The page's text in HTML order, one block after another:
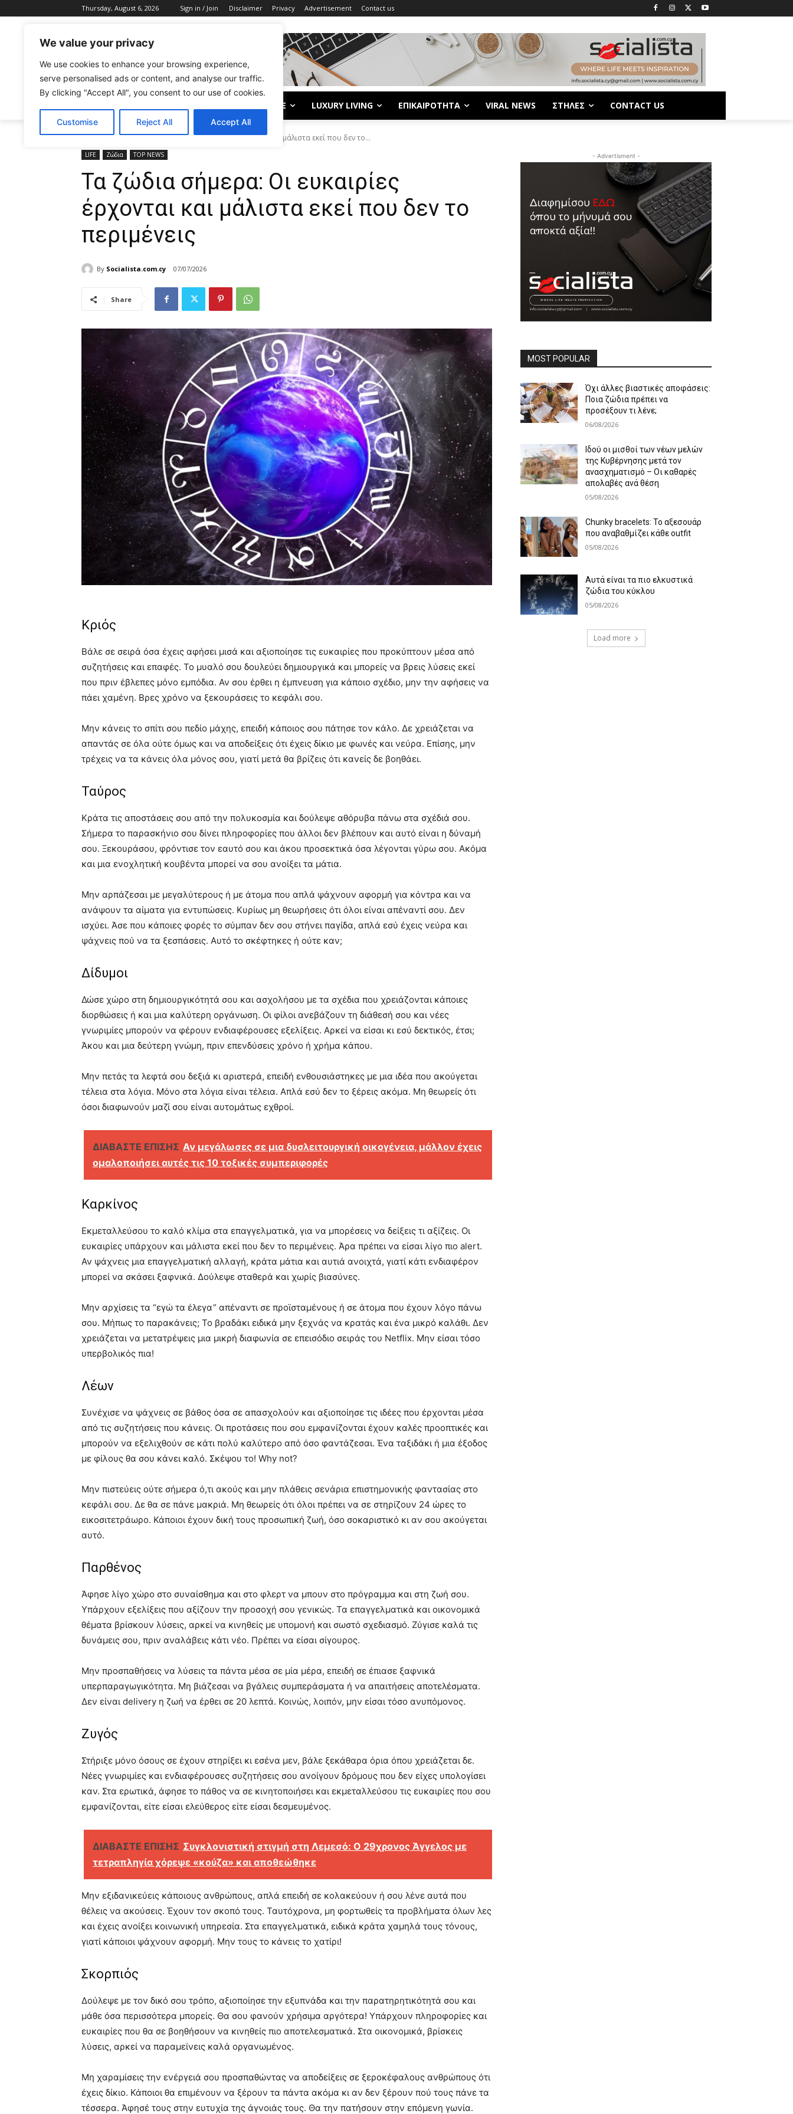
We value your privacy
We use cookies to enhance your browsing experience,
serve personalised ads or content, and analyse our traffic.
By clicking "Accept All", you consent to our use of cookies.
Customise Reject All Accept All
Thursday, August 6, 2026 Sign in / Join Disclaimer Privacy Advertisement Contact us
LIFE LUXURY LIVING ΕΠΙΚΑΙΡΟΤΗΤΑ VIRAL NEWS ΣΤΗΛΕΣ CONTACT US
Home LIFE Τα ζώδια σήμερα: Οι ευκαιρίες έρχονται και μάλιστα εκεί που δεν το...
LIFE Ζώδια TOP NEWS
Τα ζώδια σήμερα: Οι ευκαιρίες
έρχονται και μάλιστα εκεί που δεν το
περιμένεις
By Socialista.com.cy 07/07/2026
Share
Κριός
Βάλε σε σειρά όσα έχεις αφήσει μισά και αξιοποίησε τις ευκαιρίες που προκύπτουν μέσα από
συζητήσεις και επαφές. Το μυαλό σου δουλεύει δημιουργικά και μπορείς να βρεις λύσεις εκεί
που πριν έβλεπες μόνο εμπόδια. Αν σου έρθει η έμπνευση για κάποιο σχέδιο, μην την αφήσεις να
πάει χαμένη. Βρες χρόνο να ξεκουράσεις το κεφάλι σου.
Μην κάνεις το σπίτι σου πεδίο μάχης, επειδή κάποιος σου πάτησε τον κάλο. Δε χρειάζεται να
απαντάς σε όλα ούτε όμως και να αποδείξεις ότι έχεις δίκιο με φωνές και νεύρα. Επίσης, μην
τρέχεις να τα κάνεις όλα μόνος σου, γιατί μετά θα βρίζεις ότι κανείς δε βοηθάει.
Ταύρος
Κράτα τις αποστάσεις σου από την πολυκοσμία και δούλεψε αθόρυβα πάνω στα σχέδιά σου.
Σήμερα το παρασκήνιο σου δίνει πληροφορίες που άλλοι δεν βλέπουν και αυτό είναι η δύναμή
σου. Ξεκουράσου, φρόντισε τον εαυτό σου και άκου προσεκτικά όσα λέγονται γύρω σου. Ακόμα
και μια ενοχλητική κουβέντα μπορεί να σου ανοίξει τα μάτια.
Μην αρπάζεσαι με μεγαλύτερους ή με άτομα που απλά ψάχνουν αφορμή για κόντρα και να
ανάψουν τα αίματα για εντυπώσεις. Κυρίως μη θεωρήσεις ότι όλοι είναι απέναντί σου. Δεν
ισχύει. Άσε που κάποιες φορές το σύμπαν δεν σου στήνει παγίδα, απλά εσύ έχεις νεύρα και
ψάχνεις πού να τα ξεσπάσεις. Αυτό το σκέφτηκες ή ούτε καν;
Δίδυμοι
Δώσε χώρο στη δημιουργικότητά σου και ασχολήσου με τα σχέδια που χρειάζονται κάποιες
διορθώσεις ή και μια καλύτερη οργάνωση. Οι φίλοι ανεβάζουν τη διάθεσή σου και νέες
γνωριμίες μπορούν να φέρουν ενδιαφέρουσες εξελίξεις. Αρκεί να είσαι κι εσύ δεκτικός, έτσι;
Άκου και μια δεύτερη γνώμη, πριν επενδύσεις χρόνο ή χρήμα κάπου.
Μην πετάς τα λεφτά σου δεξιά κι αριστερά, επειδή ενθουσιάστηκες με μια ιδέα που ακούγεται
τέλεια στα λόγια. Μόνο στα λόγια είναι τέλεια. Απλά εσύ δεν το ξέρεις ακόμα. Μη θεωρείς ότι
όσοι διαφωνούν μαζί σου είναι αυτομάτως εχθροί.
ΔΙΑΒΑΣΤΕ ΕΠΙΣΗΣ Αν μεγάλωσες σε μια δυσλειτουργική οικογένεια, μάλλον έχεις
ομαλοποιήσει αυτές τις 10 τοξικές συμπεριφορές
Καρκίνος
Εκμεταλλεύσου το καλό κλίμα στα επαγγελματικά, για να μπορέσεις να δείξεις τι αξίζεις. Οι
ευκαιρίες υπάρχουν και μάλιστα εκεί που δεν το περιμένεις. Άρα πρέπει να είσαι λίγο πιο alert.
Αν ψάχνεις μια επαγγελματική αλλαγή, κράτα μάτια και αυτιά ανοιχτά, γιατί κάτι ενδιαφέρον
μπορεί να σκάσει ξαφνικά. Δούλεψε σταθερά και χωρίς βιασύνες.
Μην αρχίσεις τα “εγώ τα έλεγα” απέναντι σε προϊσταμένους ή σε άτομα που έχουν λόγο πάνω
σου. Μήπως το παρακάνεις; Το βραδάκι ειδικά μην ξεχνάς να κρατάς και ένα μικρό καλάθι. Δεν
χρειάζεται να μετατρέψεις μια μικρή διαφωνία σε επεισόδιο σειράς του Netflix. Μην είσαι τόσο
υπερβολικός πια!
Λέων
Συνέχισε να ψάχνεις σε βάθος όσα σε απασχολούν και αξιοποίησε τις ιδέες που έρχονται μέσα
από τις συζητήσεις που κάνεις. Οι προτάσεις που σου εμφανίζονται έχουν καλές προοπτικές και
μπορούν να εξελιχθούν σε κάτι πολύ καλύτερο από όσο φαντάζεσαι. Ένα ταξιδάκι ή μια έξοδος
με φίλους θα σου κάνει καλό. Σκέψου το! Why not?
Μην πιστεύεις ούτε σήμερα ό,τι ακούς και μην πλάθεις σενάρια επιστημονικής φαντασίας στο
κεφάλι σου. Δε θα σε πάνε μακριά. Μη θεωρείς ότι όλοι πρέπει να σε στηρίζουν 24 ώρες το
εικοσιτετράωρο. Κάποιοι έχουν δική τους προσωπική ζωή, όσο σοκαριστικό κι αν σου ακούγεται
αυτό.
Παρθένος
Άφησε λίγο χώρο στο συναίσθημα και στο φλερτ να μπουν στο πρόγραμμα και στη ζωή σου.
Υπάρχουν εξελίξεις που αξίζουν την προσοχή σου γενικώς. Τα επαγγελματικά και οικονομικά
θέματα βρίσκουν λύσεις, αρκεί να κινηθείς με υπομονή και σωστό σχεδιασμό. Ζύγισε καλά τις
δυνάμεις σου, πριν αναλάβεις κάτι νέο. Πρέπει να είσαι σίγουρος.
Μην προσπαθήσεις να λύσεις τα πάντα μέσα σε μία μέρα, επειδή σε έπιασε ξαφνικά
υπερπαραγωγικότητα. Μη βιάζεσαι να βγάλεις συμπεράσματα ή να απαιτήσεις αποτελέσματα.
Δεν είναι delivery η ζωή να έρθει σε 20 λεπτά. Κοινώς, λοιπόν, μην είσαι τόσο ανυπόμονος.
Ζυγός
Στήριξε μόνο όσους σε έχουν στηρίξει κι εσένα μεν, βάλε ξεκάθαρα όρια όπου χρειάζεται δε.
Νέες γνωριμίες και ενδιαφέρουσες συζητήσεις σου ανοίγουν δρόμους που δεν είχες υπολογίσει
καν. Στα ερωτικά, άφησε το πάθος να σε κινητοποιήσει και εκμεταλλεύσου τις ευκαιρίες που σου
εμφανίζονται, είτε είσαι ελεύθερος είτε είσαι δεσμευμένος.
ΔΙΑΒΑΣΤΕ ΕΠΙΣΗΣ Συγκλονιστική στιγμή στη Λεμεσό: Ο 29χρονος Άγγελος με
τετραπληγία χόρεψε «κούζα» και αποθεώθηκε
Μην εξιδανικεύεις κάποιους ανθρώπους, απλά επειδή σε κολακεύουν ή σου λένε αυτά που
θέλεις να ακούσεις. Έχουν τον σκοπό τους. Ταυτόχρονα, μη φορτωθείς τα προβλήματα όλων λες
και έχεις ανοίξει κοινωνική υπηρεσία. Στα επαγγελματικά, ειδικά κράτα χαμηλά τους τόνους,
γιατί κάποιοι ψάχνουν αφορμή. Μην τους το κάνεις το χατίρι!
Σκορπιός
Δούλεψε με τον δικό σου τρόπο, αξιοποίησε την εξυπνάδα και την παρατηρητικότητά σου και
μάθε όσα περισσότερα μπορείς. Θα σου φανούν χρήσιμα αργότερα! Υπάρχουν πληροφορίες και
ευκαιρίες που θα σε βοηθήσουν να κινηθείς πιο αποτελεσματικά. Στα οικονομικά, βρίσκεις
λύσεις, αρκεί να παραμείνεις καλά οργανωμένος.
Μη χαραμίσεις την ενέργειά σου προσπαθώντας να αποδείξεις σε ξεροκέφαλους ανθρώπους ότι
έχεις δίκιο. Κάποιοι θα επιμένουν να ξέρουν τα πάντα ακόμα κι αν δεν ξέρουν πού τους πάνε τα
τέσσερα. Άφησέ τους στην ευτυχία της άγνοιάς τους. Θα την πατήσουν στην επόμενη γωνία.
- Advertisment -
MOST POPULAR
Όχι άλλες βιαστικές αποφάσεις:
Ποια ζώδια πρέπει να
προσέξουν τι λένε;
06/08/2026
Ιδού οι μισθοί των νέων μελών
της Κυβέρνησης μετά τον
ανασχηματισμό – Οι καθαρές
απολαβές ανά θέση
05/08/2026
Chunky bracelets: Το αξεσουάρ
που αναβαθμίζει κάθε outfit
05/08/2026
Αυτά είναι τα πιο ελκυστικά
ζώδια του κύκλου
05/08/2026
Load more